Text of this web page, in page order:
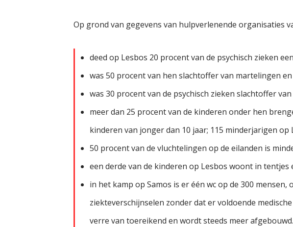
Op grond van gegevens van hulpverlenende organisaties
deed op Lesbos 20 procent van de psychisch zieken
was 50 procent van hen slachtoffer van martelingen
was 30 procent van de psychisch zieken slachtoffer
meer dan 25 procent van de kinderen onder hen
kinderen van jonger dan 10 jaar; 115 minderjarigen
50 procent van de vluchtelingen op de eilanden is
een derde van de kinderen op Lesbos woont in
in het kamp op Samos is er één wc op de 300
ziekteverschijnselen zonder dat er voldoende
verre van toereikend en wordt steeds meer afgebouwd.